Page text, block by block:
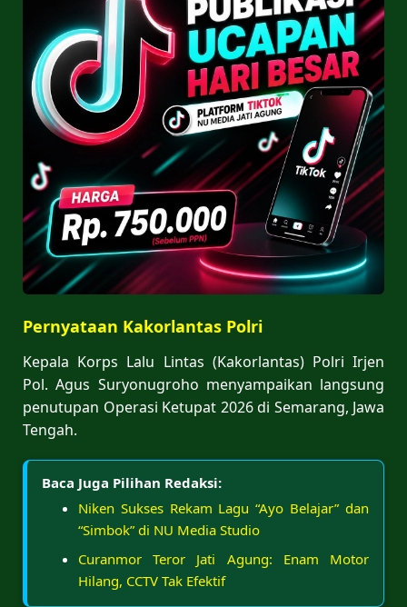
Pernyataan Kakorlantas Polri
Kepala Korps Lalu Lintas (Kakorlantas) Polri Irjen
Pol. Agus Suryonugroho menyampaikan langsung
penutupan Operasi Ketupat 2026 di Semarang, Jawa
Tengah.
Baca Juga Pilihan Redaksi:
Niken Sukses Rekam Lagu “Ayo Belajar” dan
“Simbok” di NU Media Studio
Curanmor Teror Jati Agung: Enam Motor
Hilang, CCTV Tak Efektif